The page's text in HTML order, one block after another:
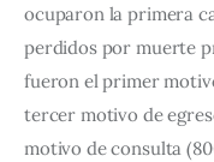
ocuparon la primera
perdidos por muerte
fueron el primer
tercer motivo de
motivo de consulta